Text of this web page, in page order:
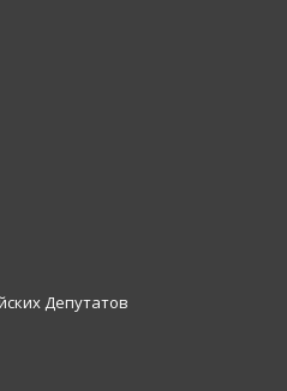
Депутатов